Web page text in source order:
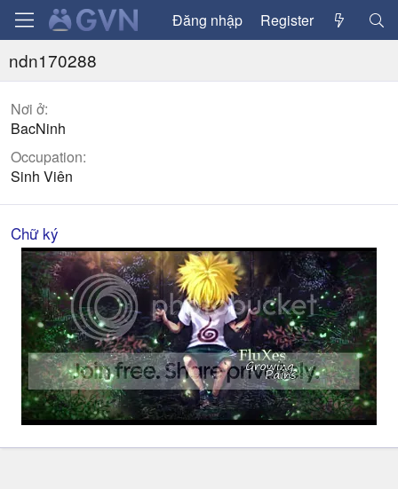
Đăng nhập Register
ndn170288
Nơi ở
BacNinh
Occupation
Sinh Viên
Chữ ký